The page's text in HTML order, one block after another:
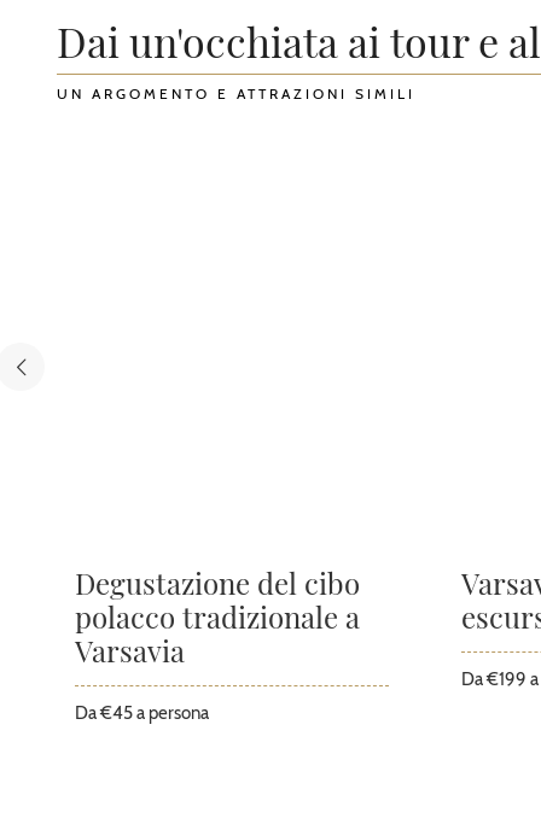
Dai un'occhiata ai tour e
UN ARGOMENTO E ATTRAZIONI SIMILI
Degustazione del cibo
polacco tradizionale a
Varsavia
Da €45 a persona
Da €199